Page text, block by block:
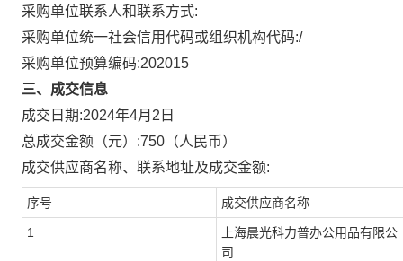
采购单位联系人和联系方式:
采购单位统一社会信用代码或组织机构代码:/
采购单位预算编码:202015
三、成交信息
成交日期:2024年4月2日
总成交金额（元）:750 （人民币）
成交供应商名称、联系地址及成交金额:
序号 成交供应商名称
1
上海晨光科力普办公用品有限公
司